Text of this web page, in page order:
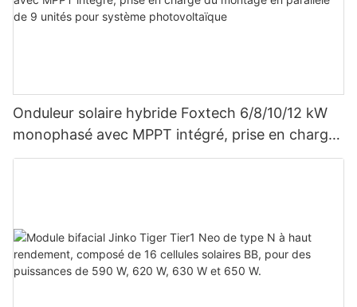
Onduleur solaire hybride Foxtech 6/8/10/12 kW
monophasé avec MPPT intégré, prise en charge
du montage en parallèle de 9 unités pour